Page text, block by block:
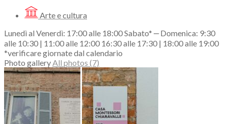
Arte e cultura
Lunedì al Venerdì: 17:00 alle 18:00 Sabato* ‒ Domenica: 9:30
alle 10:30 | 11:00 alle 12:00 16:30 alle 17:30 | 18:00 alle 19:00
*verificare giornate dal calendario
Photo galleryAll photos (7)